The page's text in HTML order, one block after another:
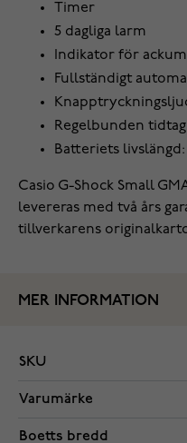
Timer
5 dagliga larm
Indikator för
Fullständigt
Regelbunden
Batteriets livslängd:
Casio G-Shock Small
levereras med två års
tillverkarens
MER INFORMATION
SKU
Varumärke
Boetts bredd